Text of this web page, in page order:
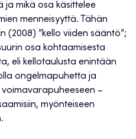
ja mikä osa käsittelee
menneisyyttä. Tähän
(2008) ”kello viiden sääntö”;
osa kohtaamisesta
eli kellotaulusta enintään
ongelmapuhetta ja
–
myönteiseen